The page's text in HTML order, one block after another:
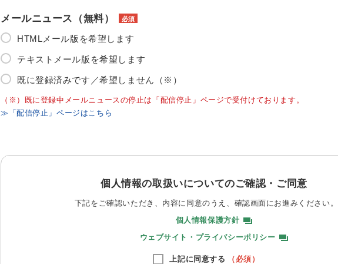
メールニュース（無料） 必須
HTMLメール版を希望します
テキストメール版を希望します
既に登録済みです／希望しません（※）
（※）既に登録中メールニュースの停止は「配信停止」ページで受付けております。
≫「配信停止」ページはこちら
個人情報の取扱いについてのご確認・ご同意
下記をご確認いただき、内容に同意のうえ、 確認画面にお進みください。
個人情報保護方針
ウェブサイト・プライバシーポリシー
上記に同意する （必須）